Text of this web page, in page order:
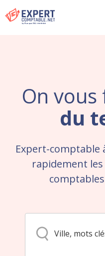
On
du
Expert-comptable
rapidement